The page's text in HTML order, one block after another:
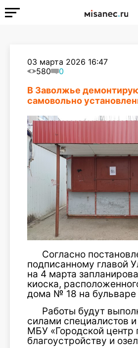
03 марта 2026 16:47
580
0
В Заволжье
самовольно
Согласно
подписанному главой
на 4 марта
киоска,
дома № 18 на
Работы будут
силами специалистов и
МБУ «Городской центр
благоустройству и